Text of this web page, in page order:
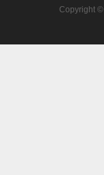
Copyright